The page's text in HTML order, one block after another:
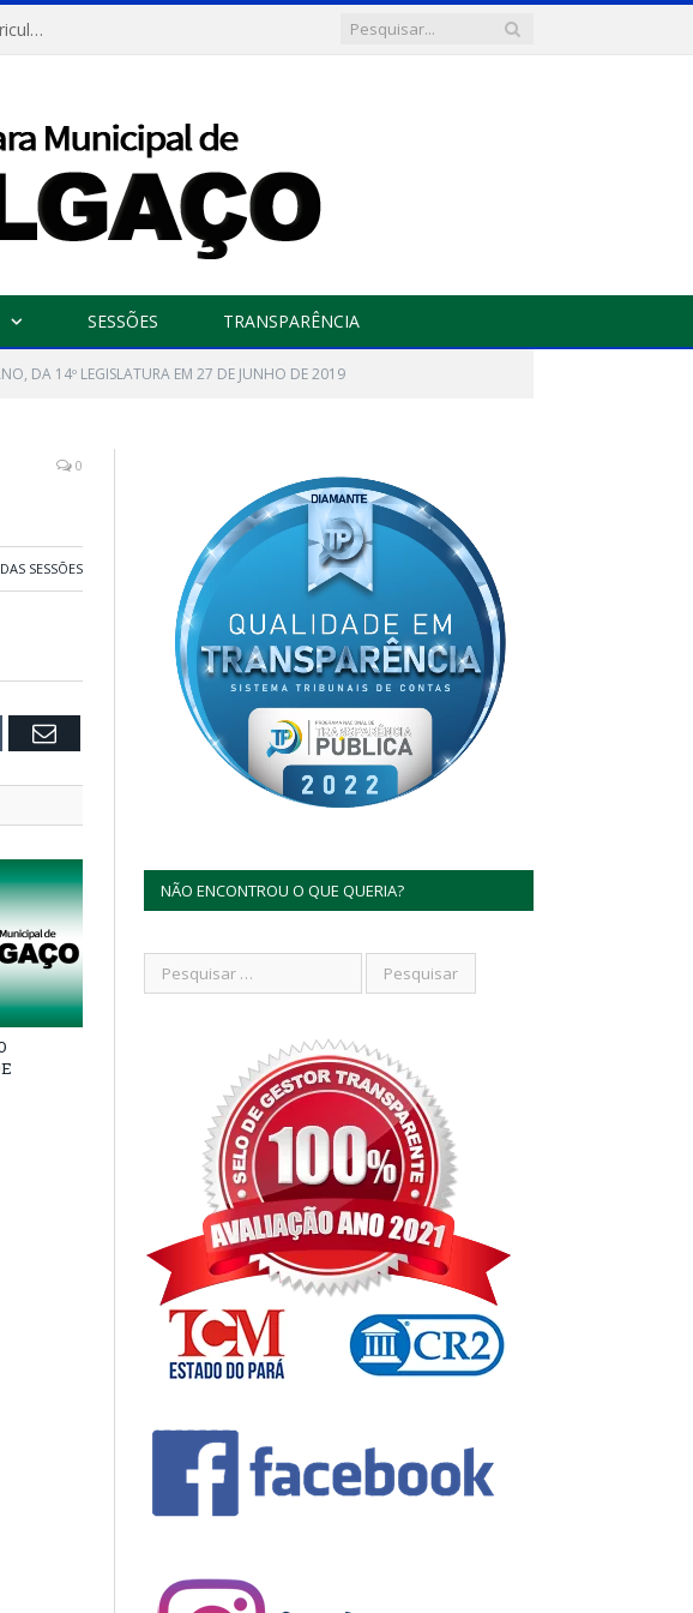
Convite: Encontro da APAIGAL: Diálogo e Fortalecimento da Agricultura Familiar
SESSÕES TRANSPARÊNCIA
DA 14º LEGISLATURA EM 27 DE JUNHO DE 2019
0
SESSÕES
Email
NÃO ENCONTROU O QUE QUERIA?